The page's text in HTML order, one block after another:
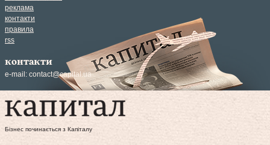
реклама
контакти
правила
rss
контакти
e-mail: contact@capital.ua
Бізнес починається з Капіталу